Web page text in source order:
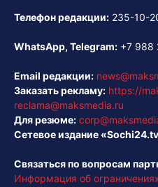
Телефон редакции: 235-10-
WhatsApp, Telegram: +7 988
Email редакции:
Заказать рекламу: https://
reclama@maksmedia.ru
Для резюме:
Сетевое издание
Связаться по вопросам
Информация об